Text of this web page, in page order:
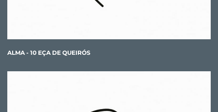
ALMA - 10 EÇA DE QUEIRÓS